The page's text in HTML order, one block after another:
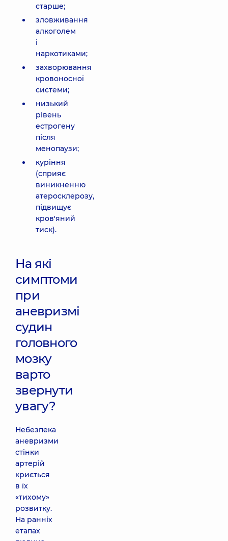
старше;
зловживання
алкоголем
і
наркотиками;
захворювання
кровоносної
системи;
низький
рівень
естрогену
після
менопаузи;
куріння
(сприяє
виникненню
атеросклерозу,
підвищує
кров'яний
тиск).
На які
симптоми
при
аневризмі
судин
головного
мозку
варто
звернути
увагу?
Небезпека
аневризми
стінки
артерій
криється
в їх
«тихому»
розвитку.
На ранніх
етапах